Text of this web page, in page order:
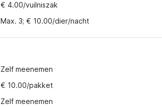
€ 4.00/vuilniszak
Max. 3; € 10.00/dier/nacht
Zelf meenemen
€ 10.00/pakket
Zelf meenemen